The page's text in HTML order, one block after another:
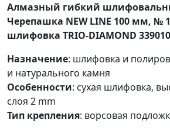
Алмазный гибкий
Черепашка NEW LINE 100 мм, №
шлифовка TRIO-DIAMOND 339010
Назначение: шлифовка и
и натурального камня
Особенности: сухая шлифовка,
слоя 2 mm
Тип крепления: ворсовая